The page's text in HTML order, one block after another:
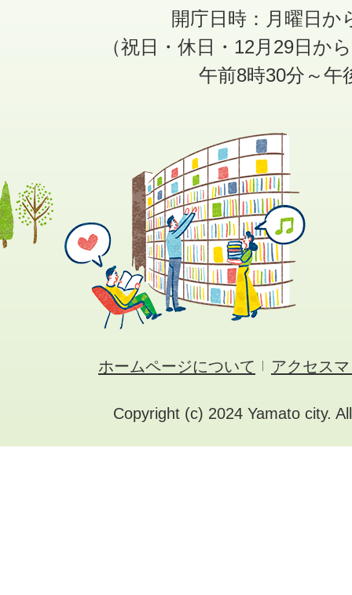
開庁日時：月曜日か
（祝日・休日・12月29日か
午前8時30分～午
ホームページについて アクセス
Copyright (c) 2024 Yamato city.